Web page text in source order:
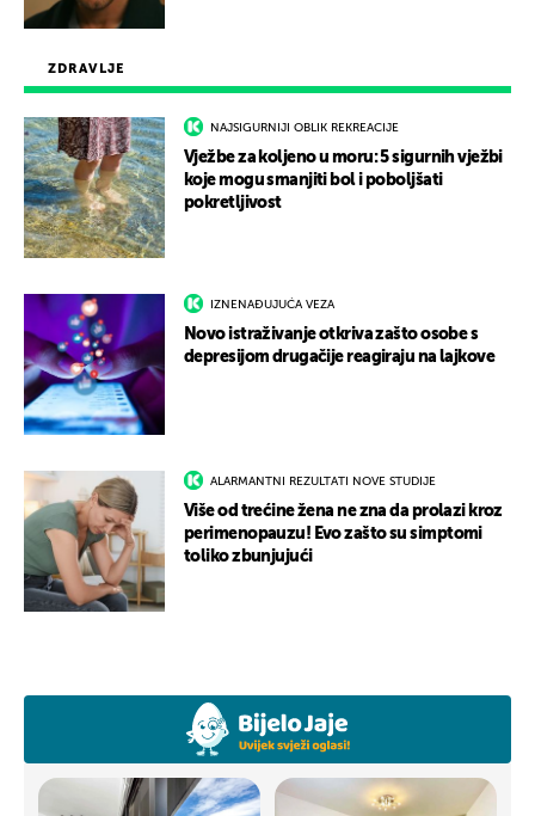
ZDRAVLJE
NAJSIGURNIJI OBLIK REKREACIJE
Vježbe za koljeno u moru: 5 sigurnih vježbi
koje mogu smanjiti bol i poboljšati
pokretljivost
IZNENAĐUJUĆA VEZA
Novo istraživanje otkriva zašto osobe s
depresijom drugačije reagiraju na lajkove
ALARMANTNI REZULTATI NOVE STUDIJE
Više od trećine žena ne zna da prolazi kroz
perimenopauzu! Evo zašto su simptomi
toliko zbunjujući